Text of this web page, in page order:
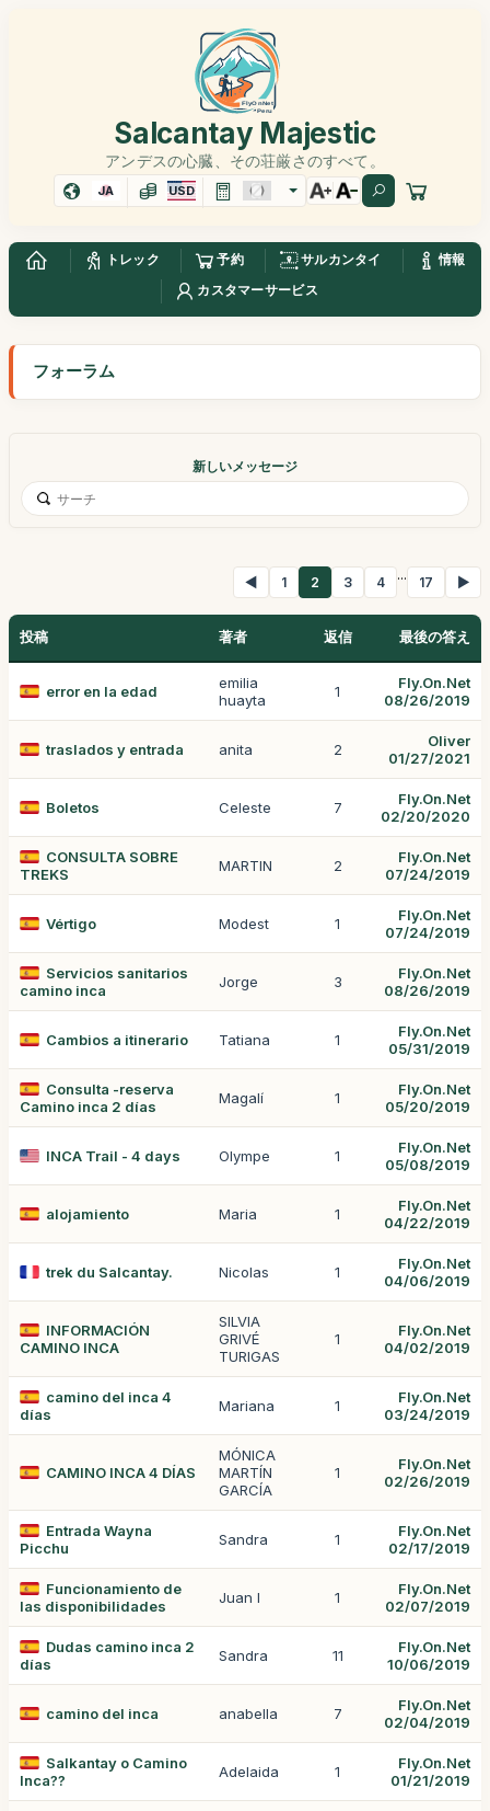
Salcantay Majestic
アンデスの心臓、その荘厳さのすべて。
JA USD
トレック 予約 サルカンタイ
情報
カスタマーサービス
フォーラム
新しいメッセージ
◀ 1 2 3 4 ... 17 ▶
投稿 著者 返信 最後の答え
error en la edad
emilia
huayta
1
Fly.On.Net
08/26/2019
traslados y entrada anita 2
Oliver
01/27/2021
Boletos Celeste 7
Fly.On.Net
02/20/2020
CONSULTA SOBRE
TREKS
MARTIN 2
Fly.On.Net
07/24/2019
Vértigo Modest 1
Fly.On.Net
07/24/2019
Servicios sanitarios
camino inca
Jorge 3
Fly.On.Net
08/26/2019
Cambios a itinerario Tatiana 1
Fly.On.Net
05/31/2019
Consulta -reserva
Camino inca 2 días
Magalí 1
Fly.On.Net
05/20/2019
INCA Trail - 4 days Olympe 1
Fly.On.Net
05/08/2019
alojamiento Maria 1
Fly.On.Net
04/22/2019
trek du Salcantay. Nicolas 1
Fly.On.Net
04/06/2019
INFORMACIÓN
CAMINO INCA
SILVIA
GRIVÉ
TURIGAS
1
Fly.On.Net
04/02/2019
camino del inca 4
días
Mariana 1
Fly.On.Net
03/24/2019
CAMINO INCA 4 DÍAS
MÓNICA
MARTÍN
GARCÍA
1
Fly.On.Net
02/26/2019
Entrada Wayna
Picchu
Sandra 1
Fly.On.Net
02/17/2019
Funcionamiento de
las disponibilidades
Juan I 1
Fly.On.Net
02/07/2019
Dudas camino inca 2
días
Sandra 11
Fly.On.Net
10/06/2019
camino del inca anabella 7
Fly.On.Net
02/04/2019
Salkantay o Camino
Inca??
Adelaida 1
Fly.On.Net
01/21/2019